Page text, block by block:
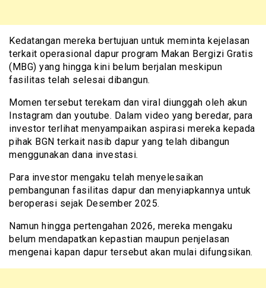
Kedatangan mereka bertujuan untuk meminta kejelasan
terkait operasional dapur program Makan Bergizi Gratis
(MBG) yang hingga kini belum berjalan meskipun
fasilitas telah selesai dibangun.
Momen tersebut terekam dan viral diunggah oleh akun
Instagram dan youtube. Dalam video yang beredar, para
investor terlihat menyampaikan aspirasi mereka kepada
pihak BGN terkait nasib dapur yang telah dibangun
menggunakan dana investasi.
Para investor mengaku telah menyelesaikan
pembangunan fasilitas dapur dan menyiapkannya untuk
beroperasi sejak Desember 2025.
Namun hingga pertengahan 2026, mereka mengaku
belum mendapatkan kepastian maupun penjelasan
mengenai kapan dapur tersebut akan mulai difungsikan.